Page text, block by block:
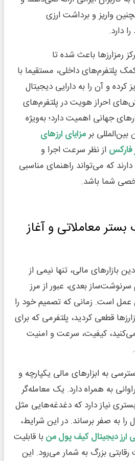
واریز و برداشت ارزی
دارد.
رمزارزها باعث شده تا
کمک پلتفرم‌های داخلی، مستقیما با
کرده و آن را به دارایی دیجیتال
احراز هویت در پلتفرم‌های
جهانی اهمیت دارد؛ به‌ویژه
بین‌المللی برمزایای ارزهای
فارکس از نظر سرعت اجرا و
که می‌تواند راهنمای مناسبی
شما باشد.
بستر معاملاتی و آغاز
بازارهای مالی، تنها نیمی از
بعدی، عبور از مرز
عمل است. زمانی که تصمیم خود را
قطعی کردید، پلتفرمی که برای
کیفیت، سرعت و امنیت
به ابزارهای مالی یکپارچه و
به همراه دارد. یک معامله‌گر
نیاز دارد که دغدغه‌هایی مثل
به صفر برساند. در این شرایط،
ارز دیجیتال کیف پول منبا قابلیت
رقابتی بزرگ به شمار می‌رود. این